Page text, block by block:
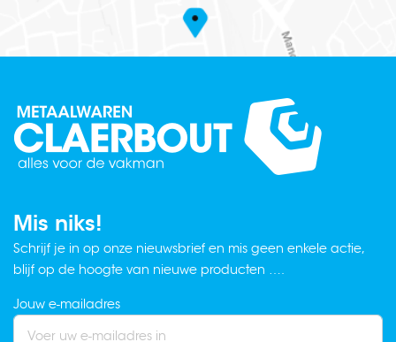
Mis niks!
Schrijf je in op onze nieuwsbrief en mis geen enkele actie,
blijf op de hoogte van nieuwe producten ….
Jouw e-mailadres